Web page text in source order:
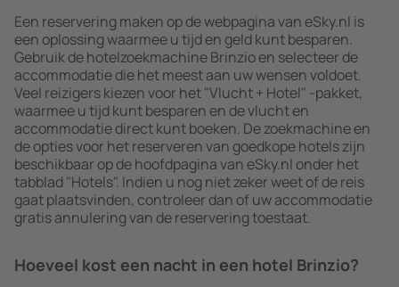
Een reservering maken op de webpagina van eSky.nl is
een oplossing waarmee u tijd en geld kunt besparen.
Gebruik de hotelzoekmachine Brinzio en selecteer de
accommodatie die het meest aan uw wensen voldoet.
Veel reizigers kiezen voor het "Vlucht + Hotel" -pakket,
waarmee u tijd kunt besparen en de vlucht en
accommodatie direct kunt boeken. De zoekmachine en
de opties voor het reserveren van goedkope hotels zijn
beschikbaar op de hoofdpagina van eSky.nl onder het
tabblad "Hotels". Indien u nog niet zeker weet of de reis
gaat plaatsvinden, controleer dan of uw accommodatie
gratis annulering van de reservering toestaat.
Hoeveel kost een nacht in een hotel Brinzio?